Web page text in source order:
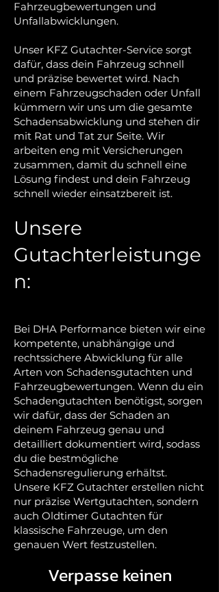
Fahrzeugbewertungen und
Unfallabwicklungen.
Unser KFZ Gutachter-Service sorgt
dafür, dass dein Fahrzeug schnell
und präzise bewertet wird. Nach
einem Fahrzeugschaden oder Unfall
kümmern wir uns um die gesamte
Schadensabwicklung und stehen dir
mit Rat und Tat zur Seite. Wir
arbeiten eng mit Versicherungen
zusammen, damit du schnell eine
Lösung findest und dein Fahrzeug
schnell wieder einsatzbereit ist.
Unsere
Gutachterleistunge
n:
Bei DHA Performance bieten wir eine
kompetente, unabhängige und
rechtssichere Abwicklung für alle
Arten von Schadensgutachten und
Fahrzeugbewertungen. Wenn du ein
Schadengutachten benötigst, sorgen
wir dafür, dass der Schaden an
deinem Fahrzeug genau und
detailliert dokumentiert wird, sodass
du die bestmögliche
Schadensregulierung erhältst.
Unsere KFZ Gutachter erstellen nicht
nur präzise Wertgutachten, sondern
auch Oldtimer Gutachten für
klassische Fahrzeuge, um den
genauen Wert festzustellen.
Verpasse keinen